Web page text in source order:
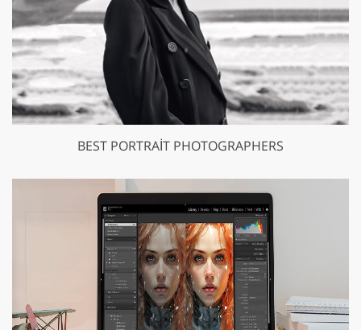
BEST PORTRAIT PHOTOGRAPHERS